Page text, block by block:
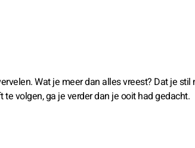
Wat je meer dan alles vreest? Dat je
volgen, ga je verder dan je ooit had gedacht.